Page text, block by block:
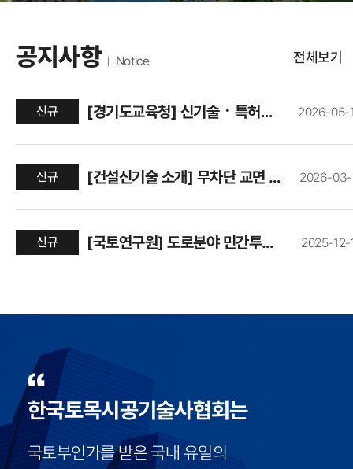
공지사항 Notice 전체보기
신규 [경기도교육청] 신기술ㆍ특허공법 선정위원 인력풀 후보자 모집안내 [토목 및 기계설비분야] 2026-05-
신규 [건설신기술 소개] 무차단 교면 포장 분석 기술 2026-03-
신규 [국토연구원] 도로분야 민간투자사업 제안서 평가위원 후보자 등록 모집 공고 알림 2025-12-
한국토목시공기술사협회는
국토부인가를 받은 국내 유일의